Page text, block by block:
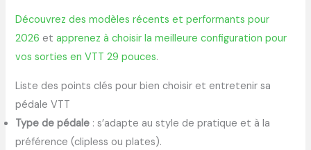
Découvrez des modèles récents et performants pour
2026 etapprenez à choisir la meilleure configuration pour
vos sorties en VTT 29 pouces.
Liste des points clés pour bien choisir et entretenir sa
pédale VTT
Type de pédale : s’adapte au style de pratique et à la
préférence (clipless ou plates).